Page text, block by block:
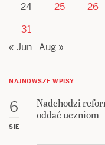
24
25 26
31
« Jun Aug »
NAJNOWSZE WPISY
6
SIE
Nadchodzi
oddać uczniom